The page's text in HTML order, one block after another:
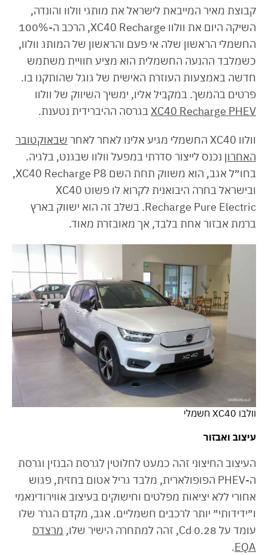
קבוצת מאיר המייבאת לישראל את מותגי וולוו והונדה,
השיקה היום את וולוו XC40 Recharge, הרכב ה-100%
החשמלי הראשון שלה אי פעם והראשון של המותג וולוו,
כשמלבד ההנעה החשמלית הוא מציע חוויית משתמש
חדשה באמצעות העוזרת האישית של גוגל שהותקנו בו.
פרטים בהמשך. במקביל אליו, ימשיך השיווק של וולוו
XC40 Recharge PHEVבגרסה ההיברידית נטענת.
וולוו XC40 החשמלי מגיע אלינו לאחר לאחר
שבאוקטובר
האחרון נכנס לייצור סדרתי במפעל וולוו שבגנט, בלגיה.
בחו״ל אגב, הוא משווק תחת השם XC40 Recharge P8,
ובישראל בחרה היבואנית לקרוא לו פשוט XC40
Recharge Pure Electric. בשלב זה הוא ישווק בארץ
ברמת אבזור אחת בלבד, אך מאובזרת מאוד.
וולבו XC40 חשמלי
עיצוב ואבזור
העיצוב החיצוני זהה כמעט לחלוטין לגרסת הבנזין וגרסת
ה-PHEV הפופולארית, מלבד גריל אטום בחזית, פגוש
אחורי ללא יציאות מפלטים וחישוקים בעיצוב אווירודינאמי
ו״ידידותי״ יותר לרכבים חשמליים. אגב, מקדם הגרר שלו
עומד על 0.28 Cd, זהה למתחרה הישיר שלו,
מרצדס
EQA
.